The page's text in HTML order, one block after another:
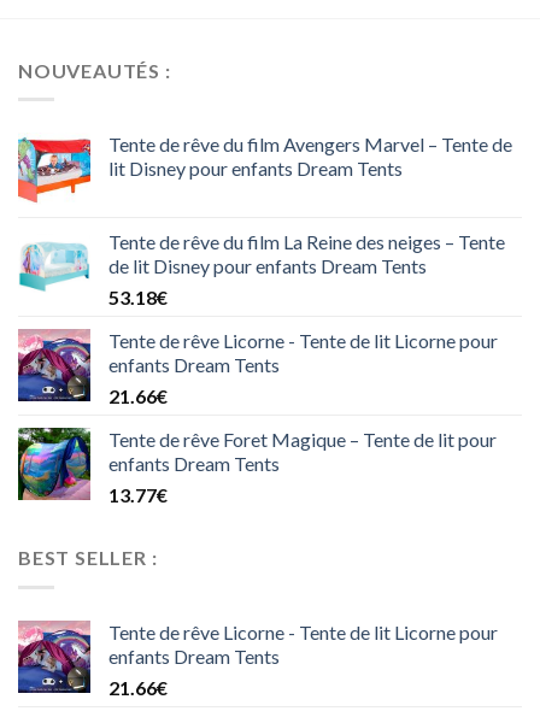
NOUVEAUTÉS :
Tente de rêve du film Avengers Marvel – Tente de
lit Disney pour enfants Dream Tents
Tente de rêve du film La Reine des neiges – Tente
de lit Disney pour enfants Dream Tents
53.18€
Tente de rêve Licorne - Tente de lit Licorne pour
enfants Dream Tents
21.66€
Tente de rêve Foret Magique – Tente de lit pour
enfants Dream Tents
13.77€
BEST SELLER :
Tente de rêve Licorne - Tente de lit Licorne pour
enfants Dream Tents
21.66€